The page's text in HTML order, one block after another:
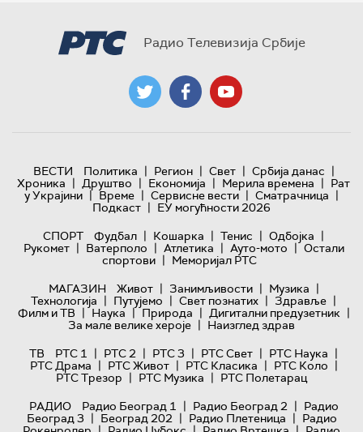
Радио Телевизија Србије
ВЕСТИ Политика | Регион | Свет | Србија данас |
Хроника | Друштво | Економија | Мерила времена | Рат
у Украјини | Време | Сервисне вести | Сматрачница |
Подкаст | ЕУ могућности 2026
СПОРТ
Фудбал | Кошарка | Тенис | Одбојка |
Рукомет | Ватерполо | Атлетика | Ауто-мото | Остали
спортови | Меморијал РТС
МАГАЗИН
Живот | Занимљивости | Музика |
Технологијa | Путујемо | Свет познатих | Здравље |
Филм и ТВ | Наука | Природа | Дигитални предузетник |
За мале велике хероје | Наизглед здрав
ТВ
РТС 1 | РТС 2 | РТС 3 | РТС Свет | РТС Наука |
РТС Драма | РТС Живот | РТС Класика | РТС Коло |
РТС Трезор | РТС Музика | РТС Полетарац
РАДИО
Радио Београд 1 | Радио Београд 2 | Радио
Београд 3 | Београд 202 | Радио Плетеница | Радио